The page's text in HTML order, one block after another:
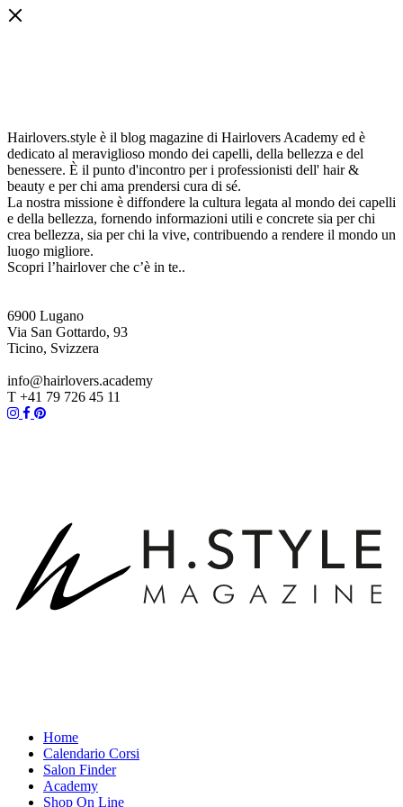
Hairlovers.style è il blog magazine di Hairlovers Academy ed è
dedicato al meraviglioso mondo dei capelli, della bellezza e del
benessere. È il punto d'incontro per i professionisti dell' hair &
beauty e per chi ama prendersi cura di sé.
La nostra missione è diffondere la cultura legata al mondo dei capelli
e della bellezza, fornendo informazioni utili e concrete sia per chi
crea bellezza, sia per chi la vive, contribuendo a rendere il mondo un
luogo migliore.
Scopri l’hairlover che c’è in te..
6900 Lugano
Via San Gottardo, 93
Ticino, Svizzera
info@hairlovers.academy
T +41 79 726 45 11
Home
Calendario Corsi
Salon Finder
Academy
Shop On Line